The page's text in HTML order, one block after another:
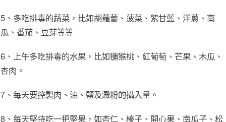
5、多吃排毒的蔬菜，比如胡蘿蔔、菠菜、紫甘藍、洋蔥、南
瓜、番茄、豆芽等等
6、上午多吃排毒的水果，比如獼猴桃、紅葡萄、芒果、木瓜、
杏肉。
7、每天要控製肉、油、鹽及澱粉的攝入量。
8、每天堅持吃一把堅果，如杏仁、榛子、開心果、南瓜子、松